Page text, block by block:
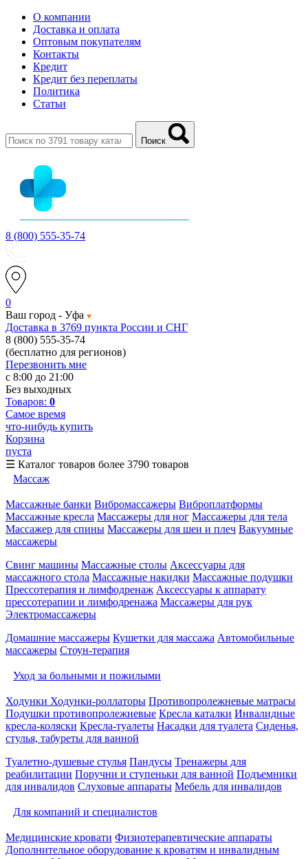
О компании
Доставка и оплата
Оптовым покупателям
Контакты
Кредит
Кредит без переплаты
Политика
Статьи
Поиск
8 (800) 555-35-74
0
Ваш город - Уфа
Доставка в 3769 пункта России и СНГ
8 (800) 555-35-74
(бесплатно для регионов)
Перезвонить мне
с 8:00 до 21:00
Без выходных
Товаров: 0
Самое время
что-нибудь купить
Корзина
пуста
☰ Каталог товаров более 3790 товаров
Массаж
Массажные банки Вибромассажеры Виброплатформы
Массажные кресла Массажеры для ног Массажеры для тела
Массажер для спины Массажеры для шеи и плеч Вакуумные
массажеры
Свинг машины Массажные столы Аксессуары для
массажного стола Массажные накидки Массажные подушки
Прессотерапия и лимфодренаж Аксессуары к аппарату
прессотерапии и лимфодренажа Массажеры для рук
Электромассажеры
Домашние массажеры Кушетки для массажа Автомобильные
массажеры Стоун-терапия
Уход за больными и пожилыми
Ходунки Ходунки-роллаторы Противопролежневые матрасы
Подушки противопролежневые Кресла каталки Инвалидные
кресла-коляски Кресла-туалеты Насадки для туалета Сиденья,
стулья, табуреты для ванной
Туалетно-душевые стулья Пандусы Тренажеры для
реабилитации Поручни и ступеньки для ванной Подъемники
для инвалидов Слуховые аппараты Мебель для инвалидов
Для компаний и специалистов
Медицинские кровати Физиотерапевтические аппараты
Дополнительное оборудование к кроватям и инвалидным